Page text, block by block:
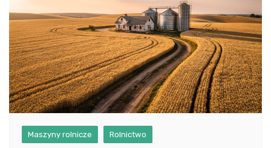
Maszyny rolnicze Rolnictwo